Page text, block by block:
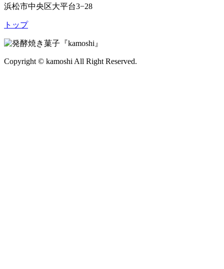
浜松市中央区大平台3−28
ト ップ
Copyright © kamoshi All Right Reserved.